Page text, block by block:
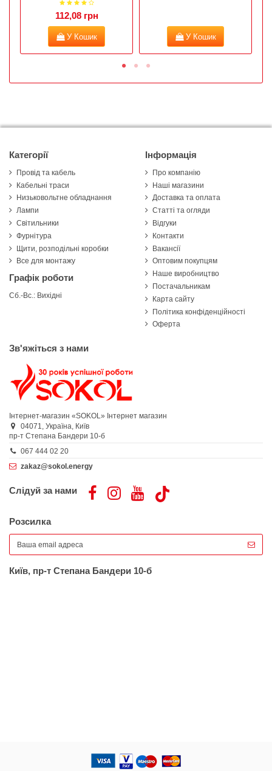
112,08 грн
У Кошик У Кошик
Категорії
Провід та кабель
Кабельні траси
Низьковольтне обладнання
Лампи
Світильники
Фурнітура
Щити, розподільні коробки
Все для монтажу
Графік роботи
Сб.-Вс.: Вихідні
Інформація
Про компанію
Наші магазини
Доставка та оплата
Статті та огляди
Відгуки
Контакти
Вакансії
Оптовим покупцям
Наше виробництво
Постачальникам
Карта сайту
Політика конфіденційності
Оферта
Зв'яжіться з нами
Інтернет-магазин «SOKOL» Інтернет магазин
04071, Україна, Київ
пр-т Степана Бандери 10-б
067 444 02 20
zakaz@sokol.energy
Слідуй за нами
Розсилка
Київ, пр-т Степана Бандери 10-б